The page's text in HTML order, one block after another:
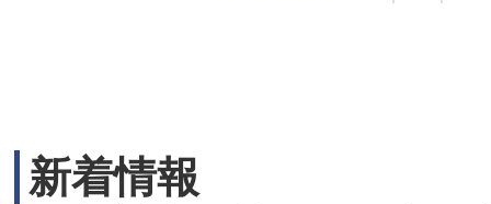
新着情報